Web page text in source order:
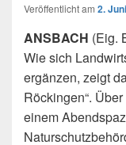
Veröffentlicht am 2.
ANSBACH (Eig.
Wie sich
ergänzen, zeigt
Röckingen“.
einem